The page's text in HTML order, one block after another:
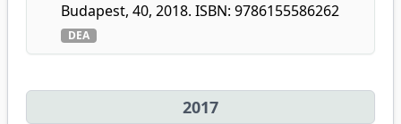
Budapest, 40, 2018. ISBN: 9786155586262
DEA
2017